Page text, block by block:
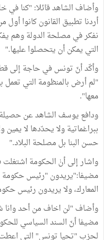
وأضاف الشاهد قائلا: "كنا في
أردنا تطبيق القانون كانوا
نفكر في مصلحة الدولة وهم
التي يمكن أن يتحصلوا عليها."
وأكّد أنّ تونس في حاجة إلى
"لم أرض بالمنظومة التي
معها".
ودافع يوسف الشاهد عن حصيلة
ببراغماتية ولا يحدّدها لا
حسن البنا بل مصلحة البلاد."
واشار إلى أنٰ الحكومة
مضيفا:"يريدون "رئيس
المعارك، ولا يريدون رئيس
وأضاف "لن اخاف من أحد
مضيفا أنّ السند السياسي
لحزب "تحيا تونس" التي اعطت